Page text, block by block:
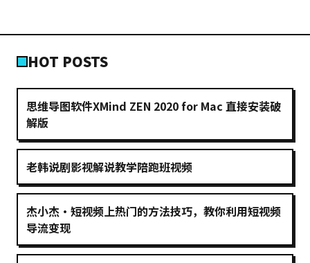
HOT POSTS
思维导图软件XMind ZEN 2020 for Mac 直接安装破
解版
老韩说剧影视解说教学陪跑班视频
杰小杰·短视频上热门的方法技巧，教你利用短视频
导流变现